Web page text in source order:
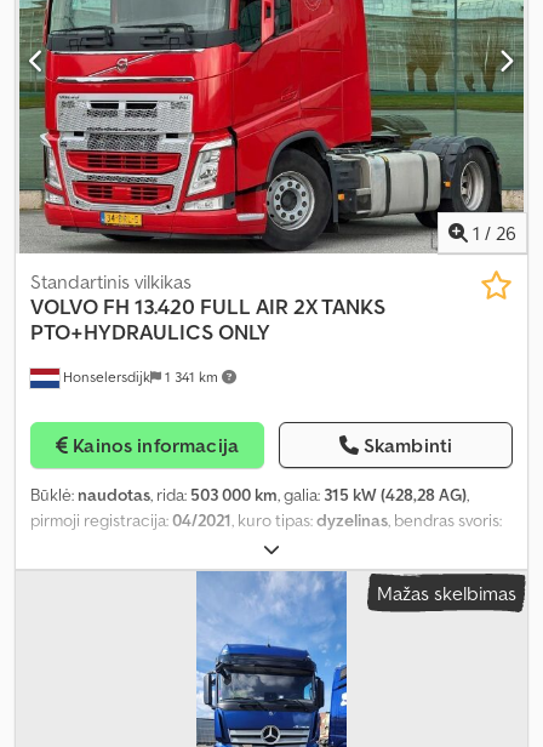
1 / 26
Honselersdijk 1 341 km
Standartinis vilkikas
VOLVO FH 13.420 FULL AIR 2X TANKS
PTO+HYDRAULICS ONLY
Kainos informacija Skambinti
Būklė: naudotas, rida: 503 000 km, galia: 315 kW (428,28 AG),
pirmoji registracija:04/2021, kuro tipas:dyzelinas, bendras svoris:
2 ašys
tipas:automatinis, emisijos klasė:Euro 6, Gamybos metai:2021,
ABS, autonominis šildytuvas, elektroninė stabilumo
programa (ESP), oro kondicionavimas, suodžių filtras
Mažas skelbimas